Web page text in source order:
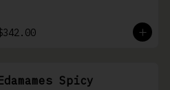
Edamames Spicy